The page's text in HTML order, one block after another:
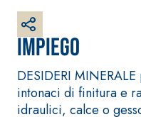
Impiego
DESIDERI
intonaci di finitura e
idraulici, calce o
a base di calce
per interni ed